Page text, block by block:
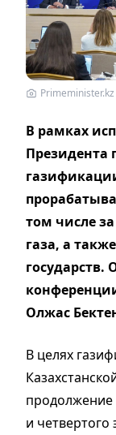
Primeminister.kz
В рамках
Президента
том числе
газа, а
государств.
Олжас
В целях
продолжение
и четвертого